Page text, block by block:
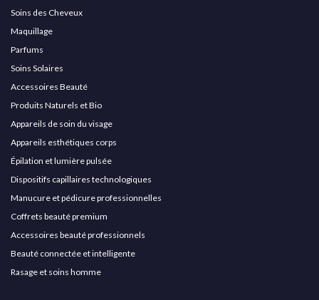
Soins des Cheveux
Maquillage
Parfums
Soins Solaires
Accessoires Beauté
Produits Naturels et Bio
Appareils de soin du visage
Appareils esthétiques corps
Épilation et lumière pulsée
Dispositifs capillaires technologiques
Manucure et pédicure professionnelles
Coffrets beauté premium
Accessoires beauté professionnels
Beauté connectée et intelligente
Rasage et soins homme